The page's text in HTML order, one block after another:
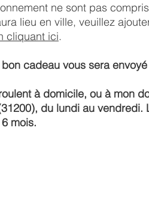
ne sont pas
lieu en ville, veuillez
cliquant ici.
cadeau vous sera
à domicile, ou à mon
du lundi au vendredi.
mois.